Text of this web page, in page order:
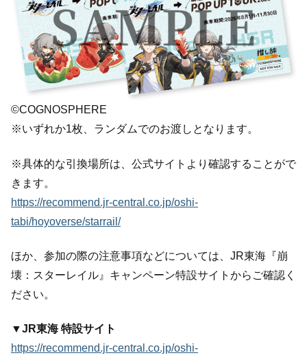
©COGNOSPHERE
※いずれか1枚、ランダムでのお渡しとなります。
※具体的な引換場所は、公式サイトより確認することがで
きます。
https://recommend.jr-central.co.jp/oshi-
tabi/hoyoverse/starrail/
ほか、参加の際の注意事項などについては、JR東海『崩
壊：スターレイル』キャンペーン特設サイトからご確認く
ださい。
▼JR東海 特設サイト
https://recommend.jr-central.co.jp/oshi-